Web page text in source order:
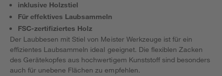
inklusive Holzstiel
Für effektives Laubsammeln
FSC-zertifiziertes Holz
Der Laubbesen mit Stiel von Meister Werkzeuge ist für ein
effizientes Laubsammeln ideal geeignet. Die flexiblen Zacken
des Gerätekopfes aus hochwertigem Kunststoff sind besonders
auch für unebene Flächen zu empfehlen.